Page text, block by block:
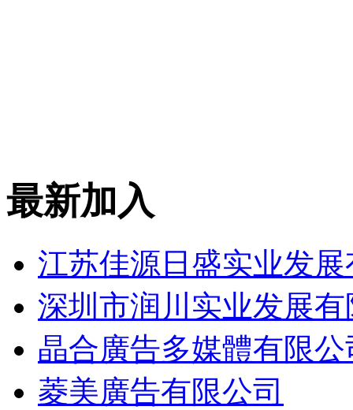
最新加入
江苏佳源日盛实业发
深圳市润川实业发展
晶合廣告多媒體有限公
菱美廣告有限公司